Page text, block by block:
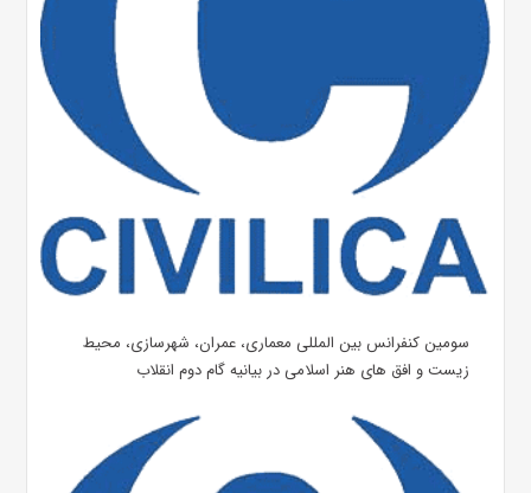
سومین کنفرانس بین المللی معماری، عمران، شهرسازی، محیط
زیست و افق های هنر اسلامی در بیانیه گام دوم انقلاب